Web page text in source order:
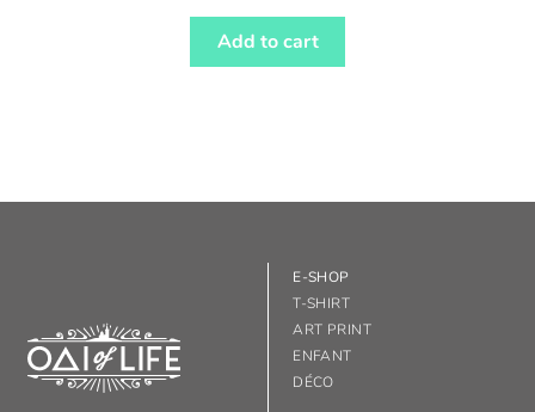
Add to cart
E-SHOP
T-SHIRT
ART PRINT
ENFANT
DÉCO